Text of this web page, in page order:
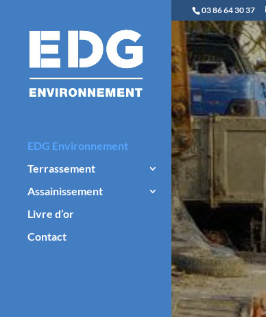
03 86 64 30 37
EDG Environnement
Terrassement
Assainissement
Livre d’or
Contact